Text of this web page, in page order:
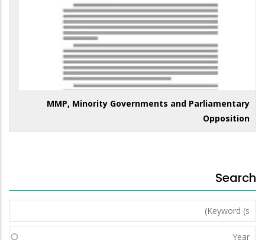
MMP, Minority Governments and Parliamentary
Opposition
Search
Keyword
(s)
Year